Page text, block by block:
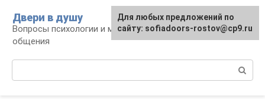
контенту
Двери в душу
Вопросы психологии и межличностного
общения
Для любых предложений по
сайту: sofiadoors-rostov@cp9.ru